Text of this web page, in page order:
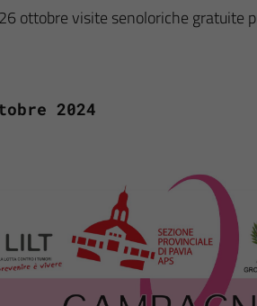
ottobre visite senoloriche gratuite
2024